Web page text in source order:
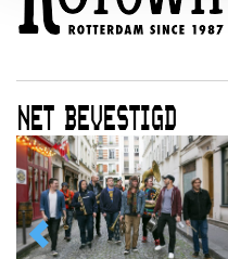
NET BEVESTIGD